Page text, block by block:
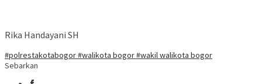
Rika Handayani SH
#polrestakotabogor #walikota bogor #wakil walikota bogor
Sebarkan